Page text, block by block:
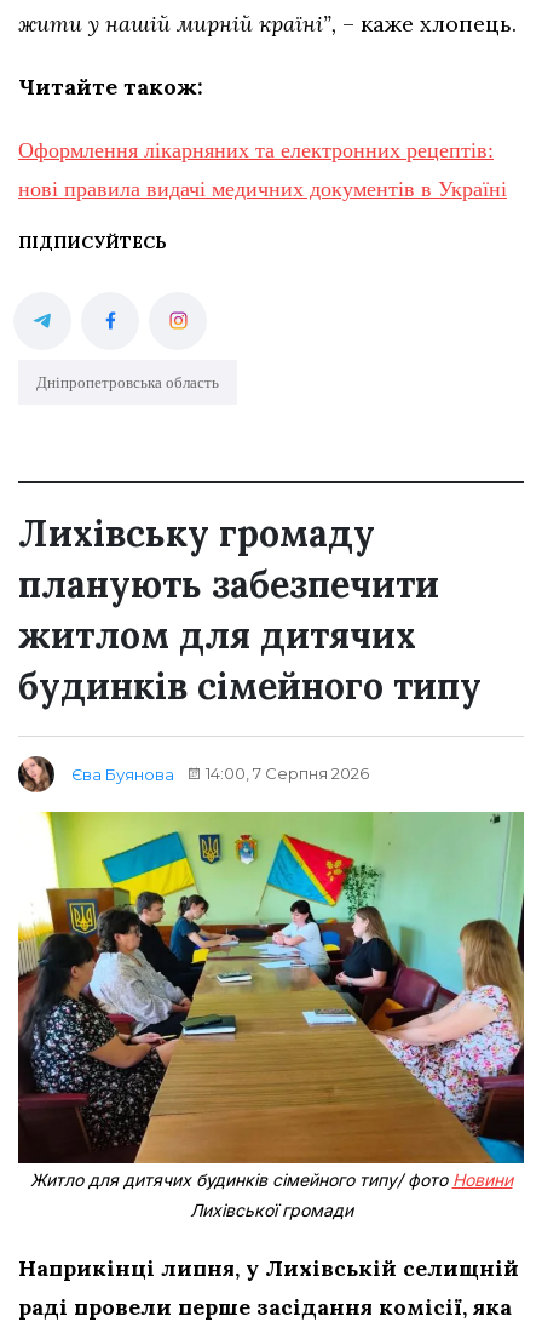
жити у нашій мирній країні”, – каже хлопець.
Читайте також:
Оформлення лікарняних та електронних рецептів:
нові правила видачі медичних документів в Україні
ПІДПИСУЙТЕСЬ
Дніпропетровська область
Лихівську громаду
планують забезпечити
житлом для дитячих
будинків сімейного типу
Єва Буянова 14:00, 7 Серпня 2026
Житло для дитячих будинків сімейного типу/ фото Новини
Лихівської громади
Наприкінці липня, у Лихівській селищній
раді провели перше засідання комісії, яка